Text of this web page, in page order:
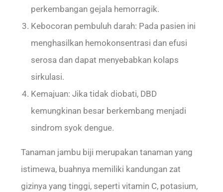
perkembangan gejala hemorragik.
Kebocoran pembuluh darah: Pada pasien ini
menghasilkan hemokonsentrasi dan efusi
serosa dan dapat menyebabkan kolaps
sirkulasi.
Kemajuan: Jika tidak diobati, DBD
kemungkinan besar berkembang menjadi
sindrom syok dengue.
Tanaman jambu biji merupakan tanaman yang
istimewa, buahnya memiliki kandungan zat
gizinya yang tinggi, seperti vitamin C, potasium,